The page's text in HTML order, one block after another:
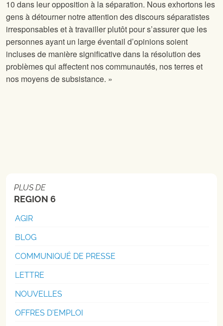
10 dans leur opposition à la séparation. Nous exhortons les
gens à détourner notre attention des discours séparatistes
irresponsables et à travailler plutôt pour s’assurer que les
personnes ayant un large éventail d’opinions soient
incluses de manière significative dans la résolution des
problèmes qui affectent nos communautés, nos terres et
nos moyens de subsistance. »
PLUS DE
REGION 6
AGIR
BLOG
COMMUNIQUÉ DE PRESSE
LETTRE
NOUVELLES
OFFRES D'EMPLOI